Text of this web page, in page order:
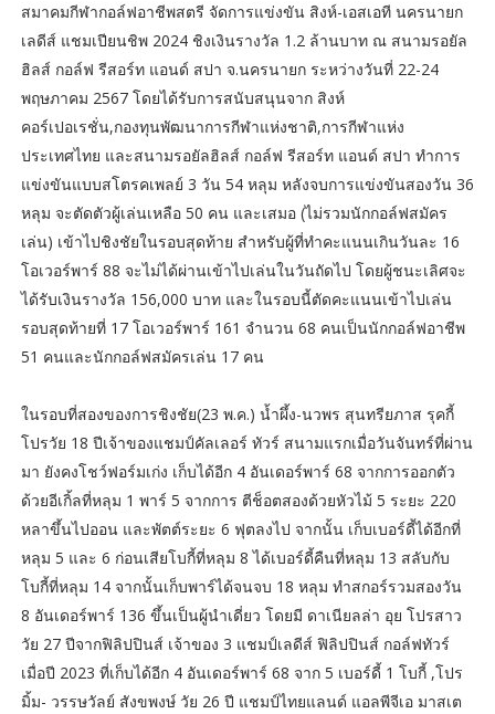
สมาคมกีฬากอล์ฟอาชีพสตรี จัดการแข่งขัน สิงห์-เอสเอที นครนายก
เลดีส์ แชมเปียนชิพ 2024 ชิงเงินรางวัล 1.2 ล้านบาท ณ สนามรอยัล
ฮิลส์ กอล์ฟ รีสอร์ท แอนด์ สปา จ.นครนายก ระหว่างวันที่ 22-24
พฤษภาคม 2567 โดยได้รับการสนับสนุนจาก สิงห์
คอร์เปอเรชั่น,กองทุนพัฒนาการกีฬาแห่งชาติ,การกีฬาแห่ง
ประเทศไทย และสนามรอยัลฮิลส์ กอล์ฟ รีสอร์ท แอนด์ สปา ทำการ
แข่งขันแบบสโตรคเพลย์ 3 วัน 54 หลุม หลังจบการแข่งขันสองวัน 36
หลุม จะตัดตัวผู้เล่นเหลือ 50 คน และเสมอ (ไม่รวมนักกอล์ฟสมัคร
เล่น) เข้าไปชิงชัยในรอบสุดท้าย สำหรับผู้ที่ทำคะแนนเกินวันละ 16
โอเวอร์พาร์ 88 จะไม่ได้ผ่านเข้าไปเล่นในวันถัดไป โดยผู้ชนะเลิศจะ
ได้รับเงินรางวัล 156,000 บาท และในรอบนี้ตัดคะแนนเข้าไปเล่น
รอบสุดท้ายที่ 17 โอเวอร์พาร์ 161 จำนวน 68 คนเป็นนักกอล์ฟอาชีพ
51 คนและนักกอล์ฟสมัครเล่น 17 คน
ในรอบที่สองของการชิงชัย(23 พ.ค.) น้ำผึ้ง-นวพร สุนทรียภาส รุคกี้
โปรวัย 18 ปีเจ้าของแชมป์คัลเลอร์ ทัวร์ สนามแรกเมื่อวันจันทร์ที่ผ่าน
มา ยังคงโชว์ฟอร์มเก่ง เก็บได้อีก 4 อันเดอร์พาร์ 68 จากการออกตัว
ด้วยอีเกิ้ลที่หลุม 1 พาร์ 5 จากการ ตีช็อตสองด้วยหัวไม้ 5 ระยะ 220
หลาขึ้นไปออน และพัตต์ระยะ 6 ฟุตลงไป จากนั้น เก็บเบอร์ดี้ได้อีกที่
หลุม 5 และ 6 ก่อนเสียโบกี้ที่หลุม 8 ได้เบอร์ดี้คืนที่หลุม 13 สลับกับ
โบกี้ที่หลุม 14 จากนั้นเก็บพาร์ได้จนจบ 18 หลุม ทำสกอร์รวมสองวัน
8 อันเดอร์พาร์ 136 ขึ้นเป็นผู้นำเดี่ยว โดยมี ดาเนียลล่า อุย โปรสาว
วัย 27 ปีจากฟิลิปปินส์ เจ้าของ 3 แชมป์เลดีส์ ฟิลิปปินส์ กอล์ฟทัวร์
เมื่อปี 2023 ที่เก็บได้อีก 4 อันเดอร์พาร์ 68 จาก 5 เบอร์ดี้ 1 โบกี้ ,โปร
มิ้ม- วรรษวัลย์ สังขพงษ์ วัย 26 ปี แชมป์ไทยแลนด์ แอลพีจีเอ มาสเต